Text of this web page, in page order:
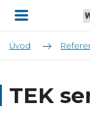
Úvod
TEK